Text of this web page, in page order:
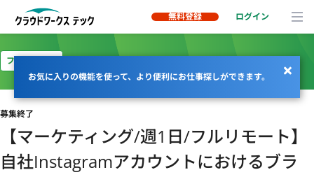
無料登録 ログイン
お気に入りの機能を使って、より便利にお仕事探しができます。
フルリモート
募集終了
【マーケティング/週1日/フルリモート】
自社Instagramアカウントにおけるブラ